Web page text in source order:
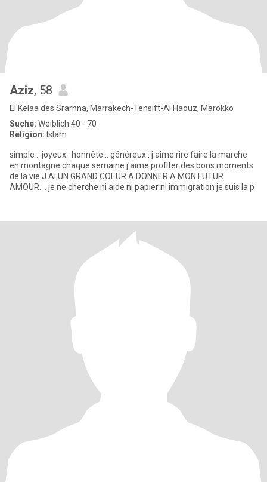
Aziz, 58
El Kelaa des Srarhna, Marrakech-Tensift-Al Haouz, Marokko
Suche: Weiblich 40 - 70
Religion: Islam
simple .. joyeux.. honnête .. généreux.. j aime rire faire la marche
en montagne chaque semaine j'aime profiter des bons moments
de la vie.J Ai UN GRAND COEUR A DONNER A MON FUTUR
AMOUR.... je ne cherche ni aide ni papier ni immigration je suis la p